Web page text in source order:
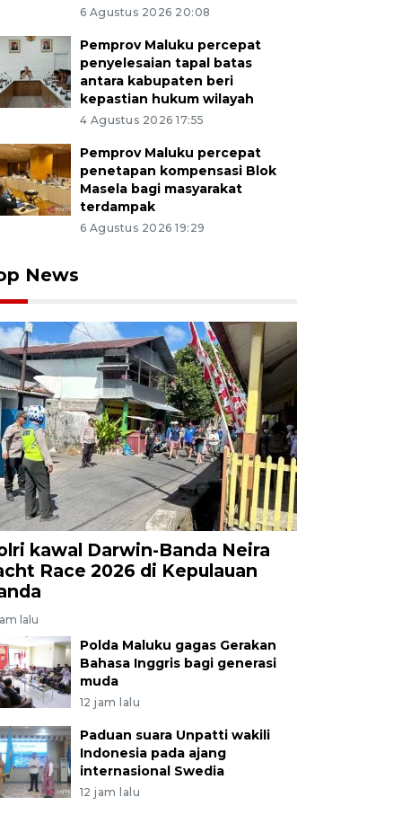
6 Agustus 2026 20:08
Pemprov Maluku percepat
penyelesaian tapal batas
antara kabupaten beri
kepastian hukum wilayah
4 Agustus 2026 17:55
Pemprov Maluku percepat
penetapan kompensasi Blok
Masela bagi masyarakat
terdampak
6 Agustus 2026 19:29
News
kawal Darwin-Banda Neira
Race 2026 di Kepulauan
lalu
Polda Maluku gagas Gerakan
Bahasa Inggris bagi generasi
muda
12 jam lalu
Paduan suara Unpatti wakili
Indonesia pada ajang
internasional Swedia
12 jam lalu